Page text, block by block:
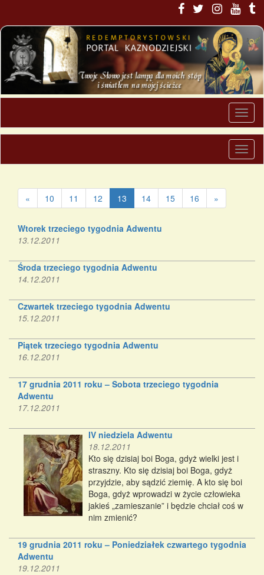
« 10 11 12 13 14 15 16 »
Wtorek trzeciego tygodnia Adwentu
13.12.2011
Środa trzeciego tygodnia Adwentu
14.12.2011
Czwartek trzeciego tygodnia Adwentu
15.12.2011
Piątek trzeciego tygodnia Adwentu
16.12.2011
17 grudnia 2011 roku – Sobota trzeciego tygodnia
Adwentu
17.12.2011
IV niedziela Adwentu
18.12.2011
Kto się dzisiaj boi Boga, gdyż wielki jest i
straszny. Kto się dzisiaj boi Boga, gdyż
przyjdzie, aby sądzić ziemię. A kto się boi
Boga, gdyż wprowadzi w życie człowieka
jakieś „zamieszanie” i będzie chciał coś w
nim zmienić?
19 grudnia 2011 roku – Poniedziałek czwartego tygodnia
Adwentu
19.12.2011